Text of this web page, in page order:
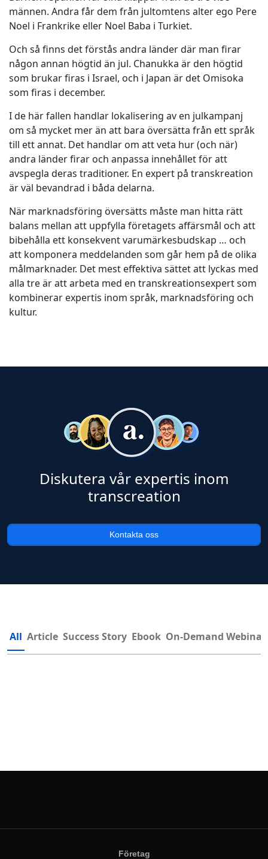
männen. Andra får dem från jultomtens alter ego Pere
Noel i Frankrike eller Noel Baba i Turkiet.
Och så finns det förstås andra länder där man firar
någon annan högtid än jul. Chanukka är den högtid
som brukar firas i Israel, och i Japan är det Omisoka
som firas i december.
I de här fallen handlar lokalisering av en julkampanj
om så mycket mer än att bara översätta från ett språk
till ett annat. Det handlar om att veta hur (och när)
andra länder firar och anpassa innehållet för att
avspegla deras traditioner. En expert på transkreation
är väl bevandrad i båda delarna.
När marknadsföring översätts måste man hitta rätt
balans mellan att uppfylla företagets affärsmål och att
bibehålla ett konsekvent varumärkesbudskap … och
att komponera meddelanden som går hem på de olika
målmarknader. Det mest effektiva sättet att lyckas med
alla tre är att arbeta med en transkreationsexpert som
kombinerar expertis inom språk, marknadsföring och
kultur.
Diskutera vår expertis inom
transcreation
Kontakta oss
All Article Success Story Ebook On-Demand Webinar
Företag